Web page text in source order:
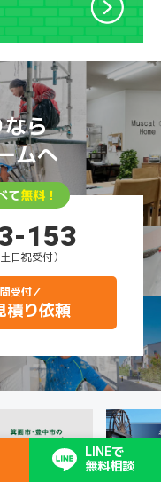
ら
ムへ
て無料！
153
日祝受付）
受付／
積り依頼
LINEで
無料相談